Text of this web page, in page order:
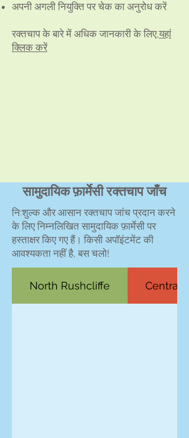
अपनी अगली नियुक्ति पर चेक का अनुरोध करें
रक्तचाप के बारे में अधिक जानकारी के लिए,यहां
क्लिक करें
सामुदायिक फ़ार्मेसी रक्तचाप जाँच
नि:शुल्क और आसान रक्तचाप जांच प्रदान करने
के लिए निम्नलिखित सामुदायिक फ़ार्मेसी पर
हस्ताक्षर किए गए हैं। किसी अपॉइंटमेंट की
आवश्यकता नहीं है, बस चलो!
North Rushcliffe Central